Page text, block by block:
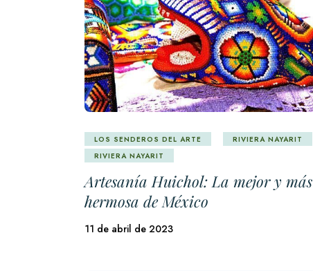
LOS SENDEROS DEL ARTE
RIVIERA NAYARIT
RIVIERA NAYARIT
Artesanía Huichol: La mejor y más
hermosa de México
11 de abril de 2023